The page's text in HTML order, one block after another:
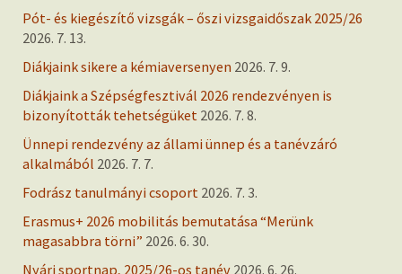
Pót- és kiegészítő vizsgák – őszi vizsgaidőszak 2025/26
2026. 7. 13.
Diákjaink sikere a kémiaversenyen 2026. 7. 9.
Diákjaink a Szépségfesztivál 2026 rendezvényen is
bizonyították tehetségüket 2026. 7. 8.
Ünnepi rendezvény az állami ünnep és a tanévzáró
alkalmából 2026. 7. 7.
Fodrász tanulmányi csoport 2026. 7. 3.
Erasmus+ 2026 mobilitás bemutatása “Merünk
magasabbra törni” 2026. 6. 30.
Nyári sportnap, 2025/26-os tanév 2026. 6. 26.